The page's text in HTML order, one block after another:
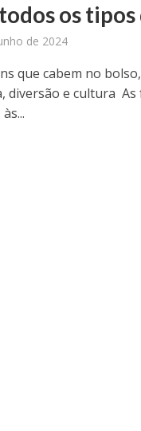
os
de 2024
que cabem no
diversão e cultura